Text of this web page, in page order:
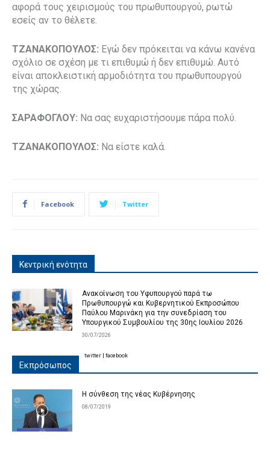
αφορά τους χειρισμούς του πρωθυπουργού, ρωτώ
εσείς αν το θέλετε.
ΤΖΑΝΑΚΟΠΟΥΛΟΣ: Εγώ δεν πρόκειται να κάνω κανένα
σχόλιο σε σχέση με τι επιθυμώ ή δεν επιθυμώ. Αυτό
είναι αποκλειστική αρμοδιότητα του πρωθυπουργού
της χώρας.
ΣΑΡΑΦΟΓΛΟΥ: Να σας ευχαριστήσουμε πάρα πολύ.
ΤΖΑΝΑΚΟΠΟΥΛΟΣ: Να είστε καλά.
Facebook Twitter
Κεντρική ενότητα
Ανακοίνωση του Υφυπουργού παρά τω
Πρωθυπουργώ και Κυβερνητικού Εκπροσώπου
Παύλου Μαρινάκη για την συνεδρίαση του
Υπουργικού Συμβουλίου της 30ης Ιουλίου 2026
30/07/2026
Εκπρόσωπος
Η σύνθεση της νέας Κυβέρνησης
08/07/2019
twitter facebook